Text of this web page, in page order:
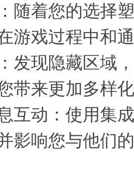
随着您的选择
游戏过程中和
发现隐藏区域
带来更加多样
互动：使用集
影响您与他们